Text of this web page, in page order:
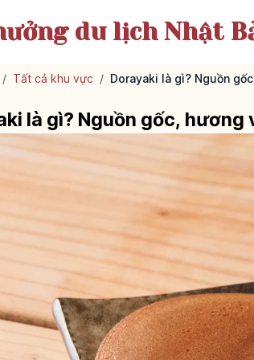
du lịch Nhật
/ Tất cả khu vực / Dorayaki là gì? Nguồn
là gì? Nguồn gốc,